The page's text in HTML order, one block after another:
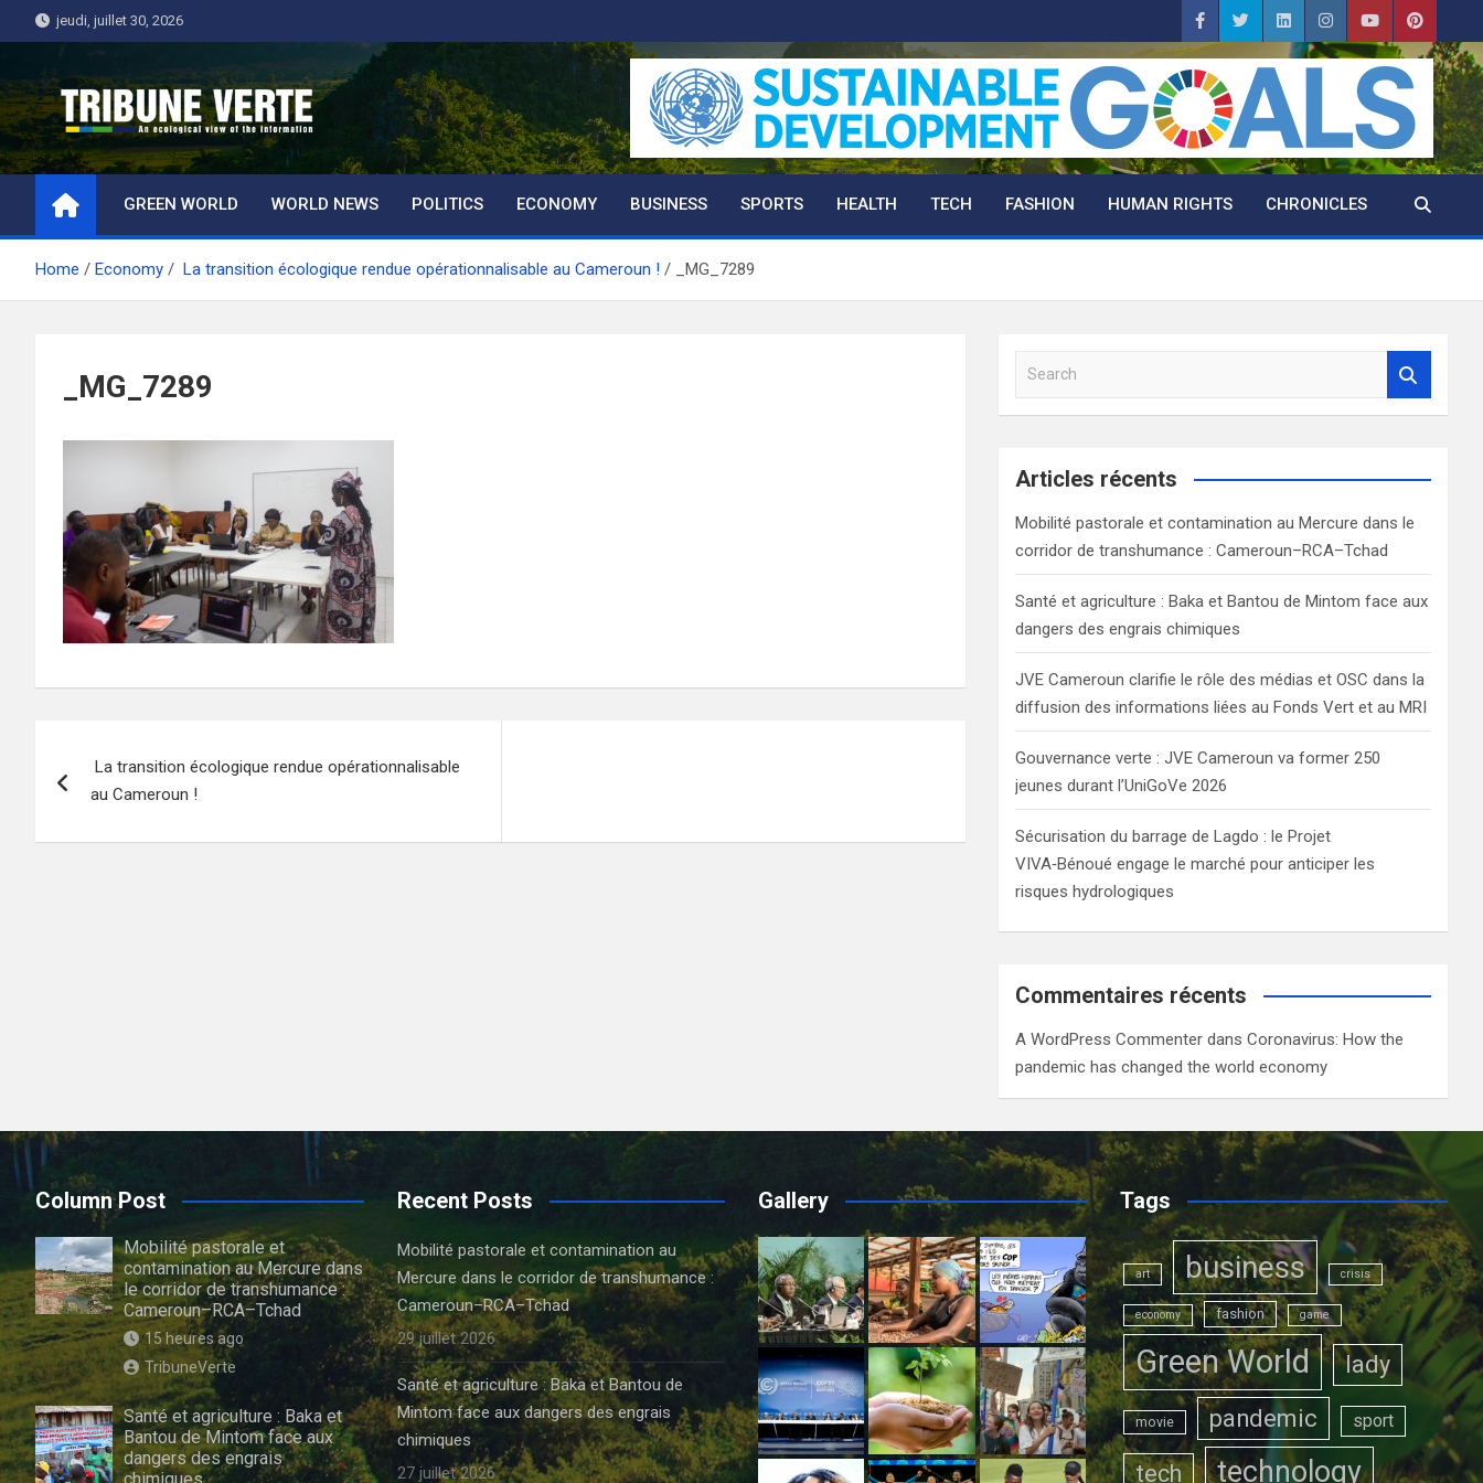
to
jeudi, juillet 30, 2026
Tribune Verte
Un regard écologique de l'information
GREEN WORLD WORLD NEWS POLITICS ECONOMY BUSINESS SPORTS HEALTH TECH FASHION HUMAN RIGHTS CHRONICLES
Home Economy La transition écologique rendue opérationnalisable au Cameroun ! _MG_7289
_MG_7289
de
l’article
La transition écologique rendue opérationnalisable
au Cameroun !
a
c
Articles récents
Mobilité pastorale et contamination au Mercure dans le
corridor de transhumance : Cameroun–RCA–Tchad
Santé et agriculture : Baka et Bantou de Mintom face aux
dangers des engrais chimiques
JVE Cameroun clarifie le rôle des médias et OSC dans la
diffusion des informations liées au Fonds Vert et au MRI
Gouvernance verte : JVE Cameroun va former 250
jeunes durant l’UniGoVe 2026
Sécurisation du barrage de Lagdo : le Projet
VIVA‑Bénoué engage le marché pour anticiper les
risques hydrologiques
Commentaires récents
A WordPress Commenter dansCoronavirus: How the
pandemic has changed the world economy
Column Post
Mobilité pastorale et
contamination au Mercure dans
le corridor de transhumance :
Cameroun–RCA–Tchad
15 heures ago
TribuneVerte
Santé et agriculture : Baka et
Bantou de Mintom face aux
dangers des engrais
Recent Posts
Mobilité pastorale et contamination au
Mercure dans le corridor de transhumance :
Cameroun–RCA–Tchad
29 juillet 2026
Santé et agriculture : Baka et Bantou de
Mintom face aux dangers des engrais
chimiques
27 juillet 2026
Gallery Tags
art business crisis
economy fashion game
Green World lady
movie pandemic sport
tech technology